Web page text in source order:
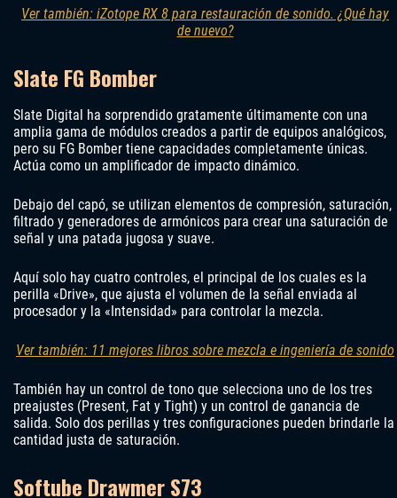
Ver también: iZotope RX 8 para restauración de sonido. ¿Qué hay
de nuevo?
Slate FG Bomber
Slate Digital ha sorprendido gratamente últimamente con una
amplia gama de módulos creados a partir de equipos analógicos,
pero su FG Bomber tiene capacidades completamente únicas.
Actúa como un amplificador de impacto dinámico.
Debajo del capó, se utilizan elementos de compresión, saturación,
filtrado y generadores de armónicos para crear una saturación de
señal y una patada jugosa y suave.
Aquí solo hay cuatro controles, el principal de los cuales es la
perilla «Drive», que ajusta el volumen de la señal enviada al
procesador y la «Intensidad» para controlar la mezcla.
Ver también: 11 mejores libros sobre mezcla e ingeniería de sonido
También hay un control de tono que selecciona uno de los tres
preajustes (Present, Fat y Tight) y un control de ganancia de
salida. Solo dos perillas y tres configuraciones pueden brindarle la
cantidad justa de saturación.
Softube Drawmer S73